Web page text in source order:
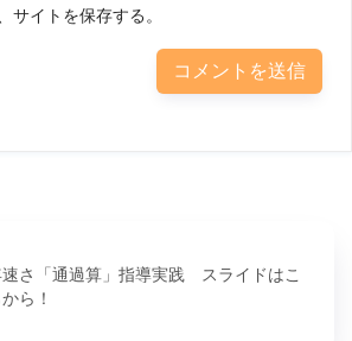
サイトを保存する。
速さ「通過算」指導実践 スライドはこ
ら！